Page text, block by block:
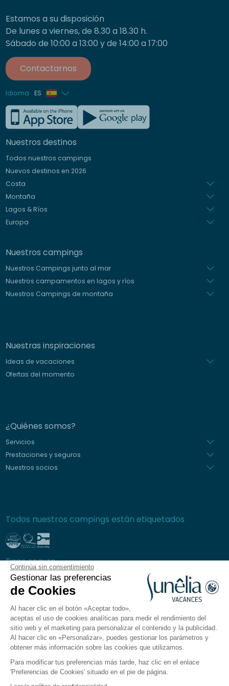
Continúa sin consentimiento
Gestionar las preferencias
de Cookies
Al hacer clic en el botón «Aceptar todo»,
aceptas el uso de cookies analíticas para medir el rendimiento del
sitio web y el marketing para personalizar el contenido y la publicidad.
Al hacer clic en «Personalizar», puedes gestionar los parámetros y
obtener más información sobre las cookies que utilizamos.
Para modificar tus preferencias más tarde, haz clic en el enlace
'Preferencias de Cookies' situado en el pie de página.
Estamos a su disposición
De lunes a viernes, de 8.30 a 18.30 h.
Sábado de 10:00 a 13:00 y de 14:00 a 17:00
Contactarnos
Idioma ES
Francés
Inglés
Alemán
Nuestros destinos
Todos nuestros campings
Nuevos destinos en 2026
Costa
Montaña
Lagos & Ríos
Europa
Nuestros campings
Nuestros Campings junto al mar
Nuestros campamentos en lagos y ríos
Nuestros Campings de montaña
Nuestras inspiraciones
Ideas de vacaciones
Ofertas del momento
¿Quiénes somos?
Servicios
Prestaciones y seguros
Nuestros socios
Todos nuestros campings están etiquetados
Pago seguro
Preguntas frecuentes
Condiciones generales de venta
Política de privacidad
Aviso legal
Plano del sitio
Preferencias de cookies